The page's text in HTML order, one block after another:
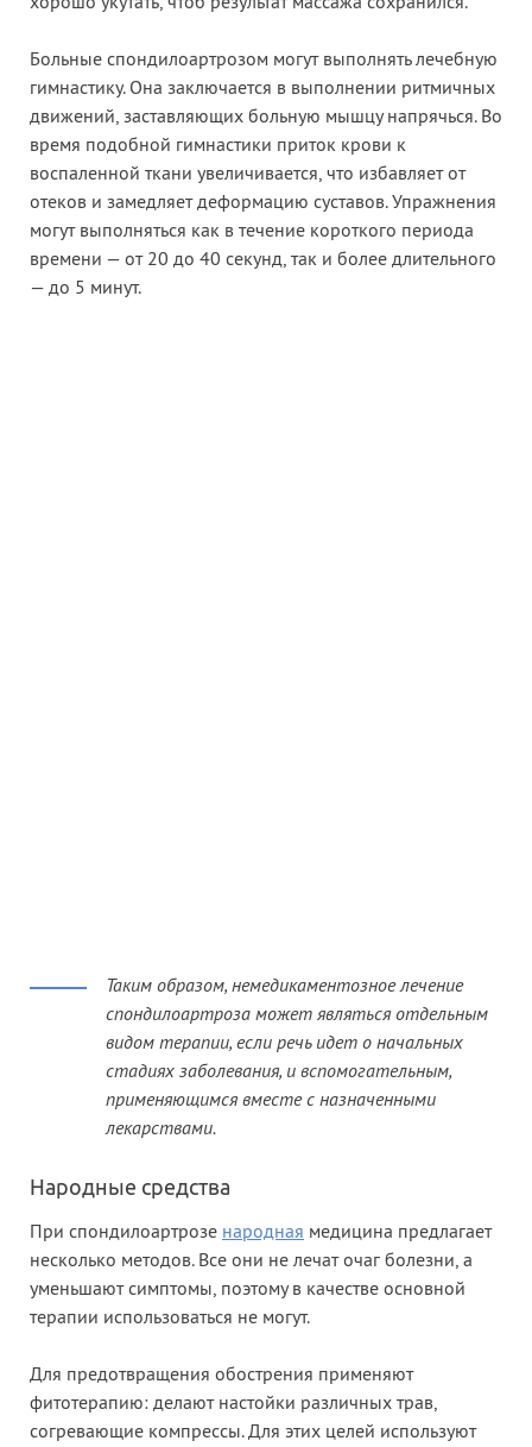
Больные спондилоартрозом могут выполнять лечебную
гимнастику. Она заключается в выполнении ритмичных
движений, заставляющих больную мышцу напрячься. Во
время подобной гимнастики приток крови к
воспаленной ткани увеличивается, что избавляет от
отеков и замедляет деформацию суставов. Упражнения
могут выполняться как в течение короткого периода
времени — от 20 до 40 секунд, так и более длительного
— до 5 минут.
Таким образом, немедикаментозное лечение
спондилоартроза может являться отдельным
видом терапии, если речь идет о начальных
стадиях заболевания, и вспомогательным,
применяющимся вместе с назначенными
лекарствами.
Народные средства
При спондилоартрозе народная медицина предлагает
несколько методов. Все они не лечат очаг болезни, а
уменьшают симптомы, поэтому в качестве основной
терапии использоваться не могут.
Для предотвращения обострения применяют
фитотерапию: делают настойки различных трав,
согревающие компрессы. Для этих целей используют